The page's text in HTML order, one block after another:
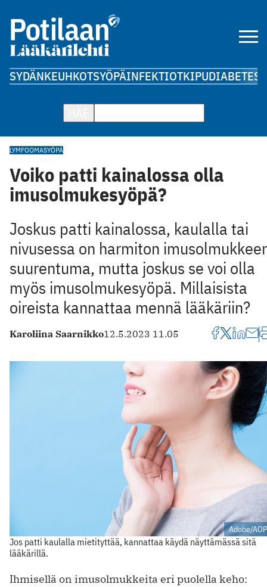
SYDÄNKEUHKOTSYÖPÄINFEKTIOTKIPUDIABETES
LYMFOOMASYÖPÄ
Voiko patti kainalossa olla
imusolmukesyöpä?
Joskus patti kainalossa, kaulalla tai
nivusessa on harmiton
suurentuma, mutta joskus se voi olla
myös imusolmukesyöpä. Millaisista
oireista kannattaa mennä lääkäriin?
Karoliina Saarnikko12.5.2023 11.05
Adobe/AOP
Jos patti kaulalla mietityttää, kannattaa käydä näyttämässä sitä
lääkärillä.
Ihmisellä on imusolmukkeita eri puolella keho: